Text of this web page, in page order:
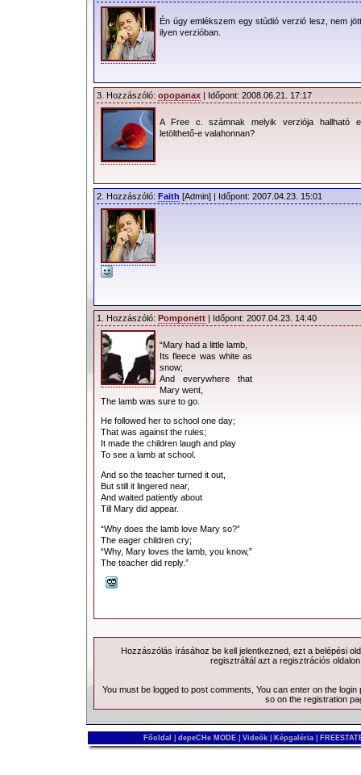
Én úgy emlékszem egy stúdió verzió lesz, nem
ilyen verzióban.
3. Hozzászóló: opopanax | Időpont: 2008.06.21. 17:17
A Free c. számnak melyik verziója hallható
letölthető-e valahonnan?
2. Hozzászóló: Faith [Admin] | Időpont: 2007.04.23. 15:01
1. Hozzászóló: Pomponett | Időpont: 2007.04.23. 14:40
“Mary had a little lamb,
Its fleece was white as
snow;
And everywhere that
Mary went,
The lamb was sure to go.
He followed her to school one day;
That was against the rules;
It made the children laugh and play
To see a lamb at school.
And so the teacher turned it out,
But still it lingered near,
And waited patiently about
Till Mary did appear.
“Why does the lamb love Mary so?”
The eager children cry;
“Why, Mary loves the lamb, you know,”
The teacher did reply.”
Hozzászólás írásához be kell jelentkezned, ezt a belépési
regisztráltál azt a regisztrációs
You must be logged to post comments, You can enter on the login
so on the registration
Főoldal depeCHe MODE Videók Képgaléria